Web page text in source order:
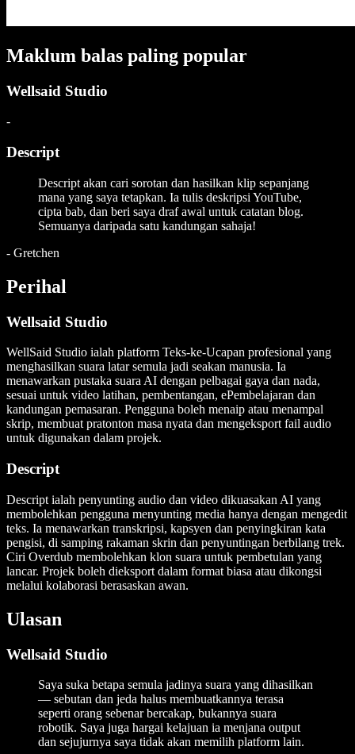
Maklum balas paling popular
Wellsaid Studio
-
Descript
Descript akan cari sorotan dan hasilkan klip sepanjang
mana yang saya tetapkan. Ia tulis deskripsi YouTube,
cipta bab, dan beri saya draf awal untuk catatan blog.
Semuanya daripada satu kandungan sahaja!
- Gretchen
Perihal
Wellsaid Studio
WellSaid Studio ialah platform Teks-ke-Ucapan profesional yang
menghasilkan suara latar semula jadi seakan manusia. Ia
menawarkan pustaka suara AI dengan pelbagai gaya dan nada,
sesuai untuk video latihan, pembentangan, ePembelajaran dan
kandungan pemasaran. Pengguna boleh menaip atau menampal
skrip, membuat pratonton masa nyata dan mengeksport fail audio
untuk digunakan dalam projek.
Descript
Descript ialah penyunting audio dan video dikuasakan AI yang
membolehkan pengguna menyunting media hanya dengan mengedit
teks. Ia menawarkan transkripsi, kapsyen dan penyingkiran kata
pengisi, di samping rakaman skrin dan penyuntingan berbilang trek.
Ciri Overdub membolehkan klon suara untuk pembetulan yang
lancar. Projek boleh dieksport dalam format biasa atau dikongsi
melalui kolaborasi berasaskan awan.
Ulasan
Wellsaid Studio
Saya suka betapa semula jadinya suara yang dihasilkan
— sebutan dan jeda halus membuatkannya terasa
seperti orang sebenar bercakap, bukannya suara
robotik. Saya juga hargai kelajuan ia menjana output
dan sejujurnya saya tidak akan memilih platform lain.